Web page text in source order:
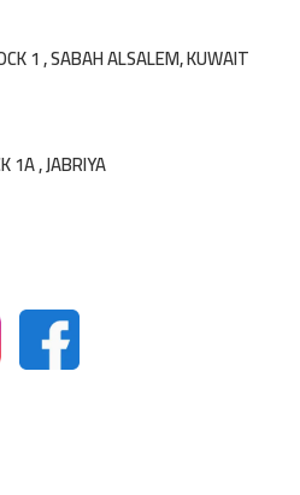
1 , SABAH ALSALEM, KUWAIT
1A , JABRIYA